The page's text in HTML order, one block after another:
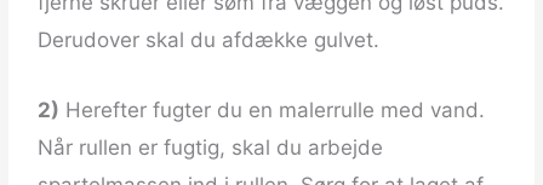
Derudover skal du afdække gulvet.
2) Herefter fugter du en malerrulle med vand.
Når rullen er fugtig, skal du arbejde